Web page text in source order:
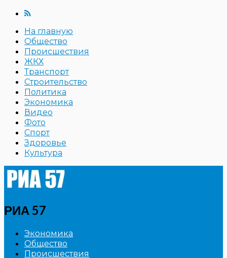
На главную
Общество
Происшествия
ЖКХ
Транспорт
Строительство
Политика
Экономика
Видео
Фото
Спорт
Здоровье
Культура
РИА 57
Экономика
Общество
Происшествия